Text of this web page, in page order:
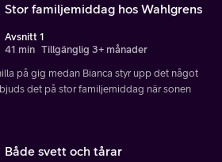
Stor familjemiddag hos Wahlgrens
Avsnitt 1
41 min Tillgänglig 3+ månader
på gig medan Bianca styr upp det något
det på stor familjemiddag när sonen
Både svett och tårar